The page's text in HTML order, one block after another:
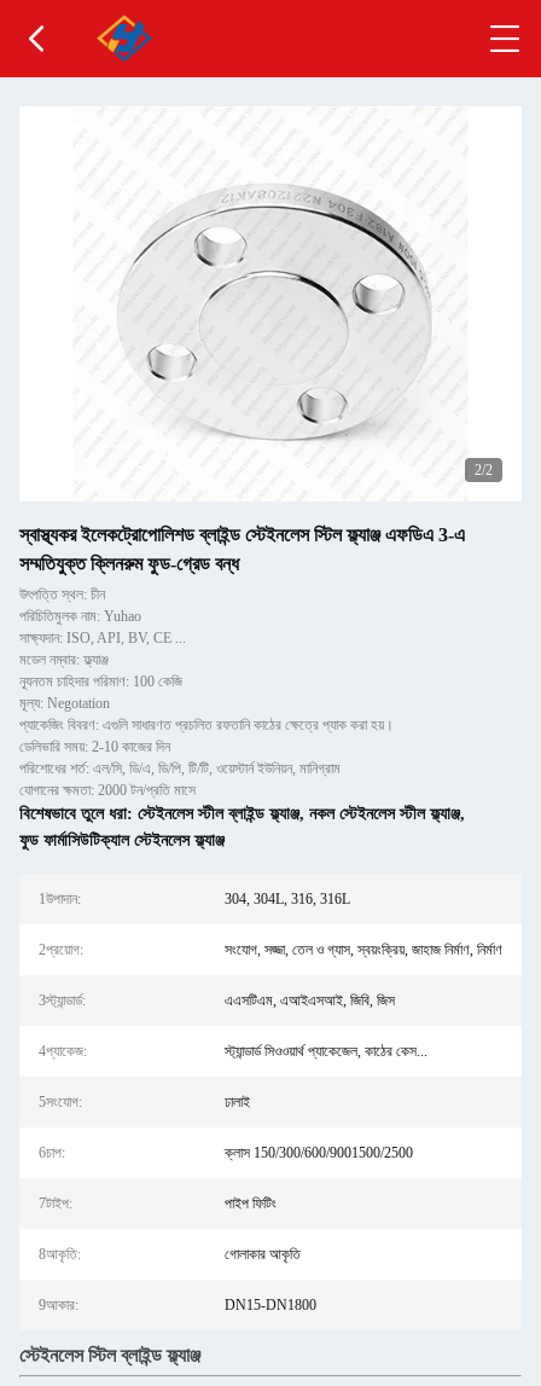
2/2
স্বাস্থ্যকর ইলেকট্রোপোলিশড ব্লাইন্ড স্টেইনলেস স্টিল ফ্ল্যাঞ্জ এফডিএ 3-এ
সম্মতিযুক্ত ক্লিনরুম ফুড-গ্রেড বন্ধ
উৎপত্তি স্থল: চীন
পরিচিতিমুলক নাম: Yuhao
সাক্ষ্যদান: ISO, API, BV, CE ...
মডেল নম্বার: ফ্ল্যাঞ্জ
ন্যূনতম চাহিদার পরিমাণ: 100 কেজি
মূল্য: Negotation
প্যাকেজিং বিবরণ: এগুলি সাধারণত প্রচলিত রফতানি কাঠের ক্ষেত্রে প্যাক করা হয়।
ডেলিভারি সময়: 2-10 কাজের দিন
পরিশোধের শর্ত: এল/সি, ডি/এ, ডি/পি, টি/টি, ওয়েস্টার্ন ইউনিয়ন, মানিগ্রাম
যোগানের ক্ষমতা: 2000 টন/প্রতি মাসে
বিশেষভাবে তুলে ধরা: স্টেইনলেস স্টীল ব্লাইন্ড ফ্ল্যাঞ্জ, নকল স্টেইনলেস স্টীল ফ্ল্যাঞ্জ,
ফুড ফার্মাসিউটিক্যাল স্টেইনলেস ফ্ল্যাঞ্জ
1উপাদান: 304, 304L, 316, 316L
2প্রয়োগ: সংযোগ, সজ্জা, তেল ও গ্যাস, স্বয়ংক্রিয়, জাহাজ নির্মাণ, নির্মাণ
3স্ট্যান্ডার্ড: এএসটিএম, এআইএসআই, জিবি, জিস
4প্যাকেজ: স্ট্যান্ডার্ড সিওওয়ার্থ প্যাকেজেল, কাঠের কেস...
5সংযোগ: ঢালাই
6চাপ: ক্লাস 150/300/600/9001500/2500
7টাইপ: পাইপ ফিটিং
8আকৃতি: গোলাকার আকৃতি
9আকার: DN15-DN1800
স্টেইনলেস স্টিল ব্লাইন্ড ফ্ল্যাঞ্জ